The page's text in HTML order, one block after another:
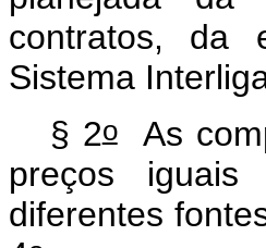
contratos, da
Sistema
§ 2oAs
preços iguais
diferentes